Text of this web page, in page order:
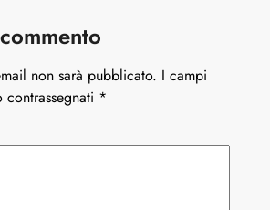
non sarà pubblicato. I campi
*